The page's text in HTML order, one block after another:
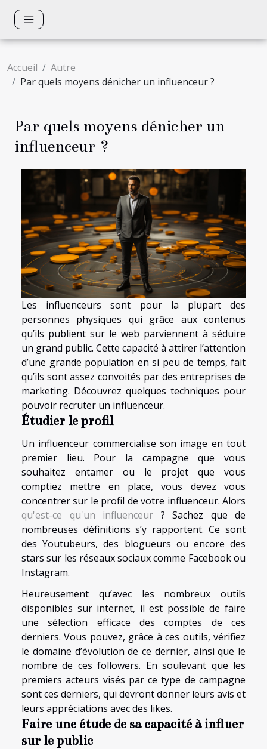
Accueil
Autre
Par quels moyens dénicher un influenceur ?
Par quels moyens dénicher un
influenceur ?
Les influenceurs sont pour la plupart des
personnes physiques qui grâce aux contenus
qu’ils publient sur le web parviennent à séduire
un grand public. Cette capacité à attirer l’attention
d’une grande population en si peu de temps, fait
qu’ils sont assez convoités par des entreprises de
marketing. Découvrez quelques techniques pour
pouvoir recruter un influenceur.
Étudier le profil
Un influenceur commercialise son image en tout
premier lieu. Pour la campagne que vous
souhaitez entamer ou le projet que vous
comptiez mettre en place, vous devez vous
concentrer sur le profil de votre influenceur. Alors
qu'est-ce qu'un influenceur ? Sachez que de
nombreuses définitions s’y rapportent. Ce sont
des Youtubeurs, des blogueurs ou encore des
stars sur les réseaux sociaux comme Facebook ou
Instagram.
Heureusement qu’avec les nombreux outils
disponibles sur internet, il est possible de faire
une sélection efficace des comptes de ces
derniers. Vous pouvez, grâce à ces outils, vérifiez
le domaine d’évolution de ce dernier, ainsi que le
nombre de ces followers. En soulevant que les
premiers acteurs visés par ce type de campagne
sont ces derniers, qui devront donner leurs avis et
leurs appréciations avec des likes.
Faire une étude de sa capacité à influer
sur le public